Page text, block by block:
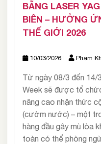
BẰNG LASER
BIÊN – HƯỞNG
THẾ GIỚI 2026
10/03/2026 Phạm
Từ ngày 08/3 đến 14/
Week sẽ được tổ
nâng cao nhận thức
(cườm nước) – một
hàng đầu gây mù lòa
toàn có thể phòng